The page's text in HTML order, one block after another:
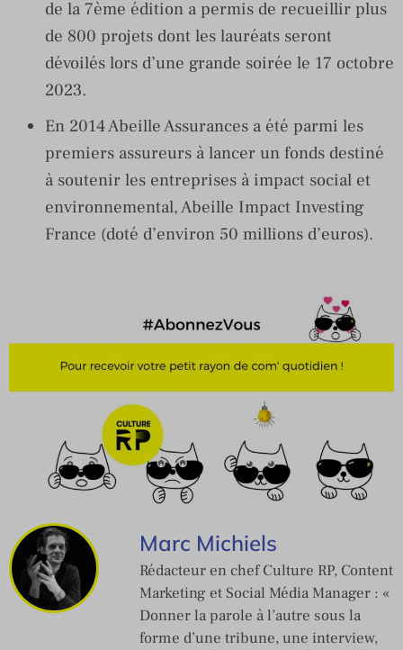
de la 7ème édition a permis de recueillir plus
de 800 projets dont les lauréats seront
dévoilés lors d’une grande soirée le 17 octobre
2023.
En 2014 Abeille Assurances a été parmi les
premiers assureurs à lancer un fonds destiné
à soutenir les entreprises à impact social et
environnemental, Abeille Impact Investing
France (doté d’environ 50 millions d’euros).
Marc Michiels
Rédacteur en chef Culture RP, Content
Marketing et Social Média Manager : «
Donner la parole à l’autre sous la
forme d’une tribune, une interview,